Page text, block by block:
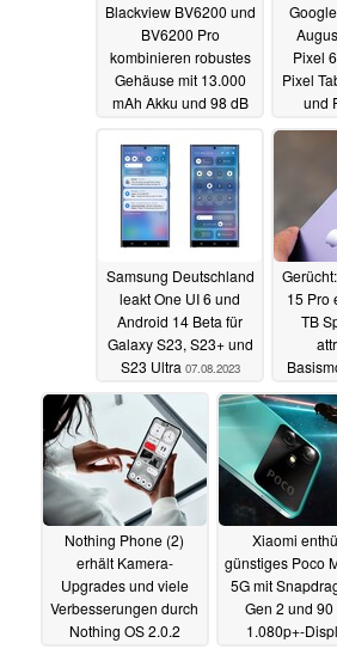
Blackview BV6200 und
BV6200 Pro
kombinieren robustes
Gehäuse mit 13.000
mAh Akku und 98 dB
Pixel
Pixel
und
Samsung Deutschland
leakt One UI 6 und
Android 14 Beta für
Galaxy S23, S23+ und
S23 Ultra 07.08.2023
15 Pro
TB
Nothing Phone (2)
erhält Kamera-
Upgrades und viele
Verbesserungen durch
Nothing OS 2.0.2
Xiaomi
günstiges Poco
5G mit
Gen 2 und 90
1.080p+-